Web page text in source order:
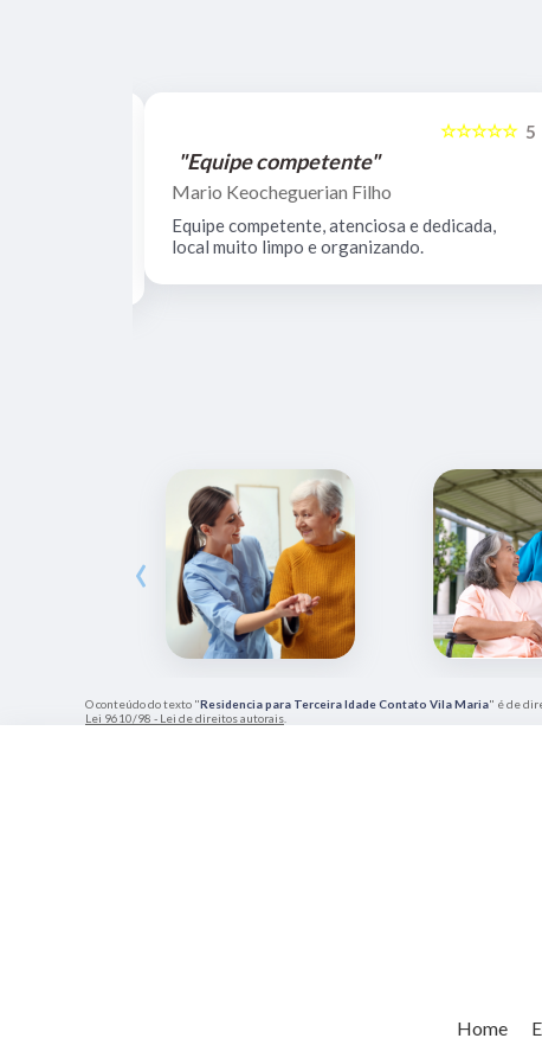
5
☆☆☆☆☆
"Equipe competente"
Mario Keocheguerian Filho
Equipe competente, atenciosa e dedicada,
local muito limpo e organizando.
‹
O conteúdo do texto "Residencia para Terceira Idade Contato Vila Maria" é de
Lei 9610/98 - Lei de direitos autorais
Home